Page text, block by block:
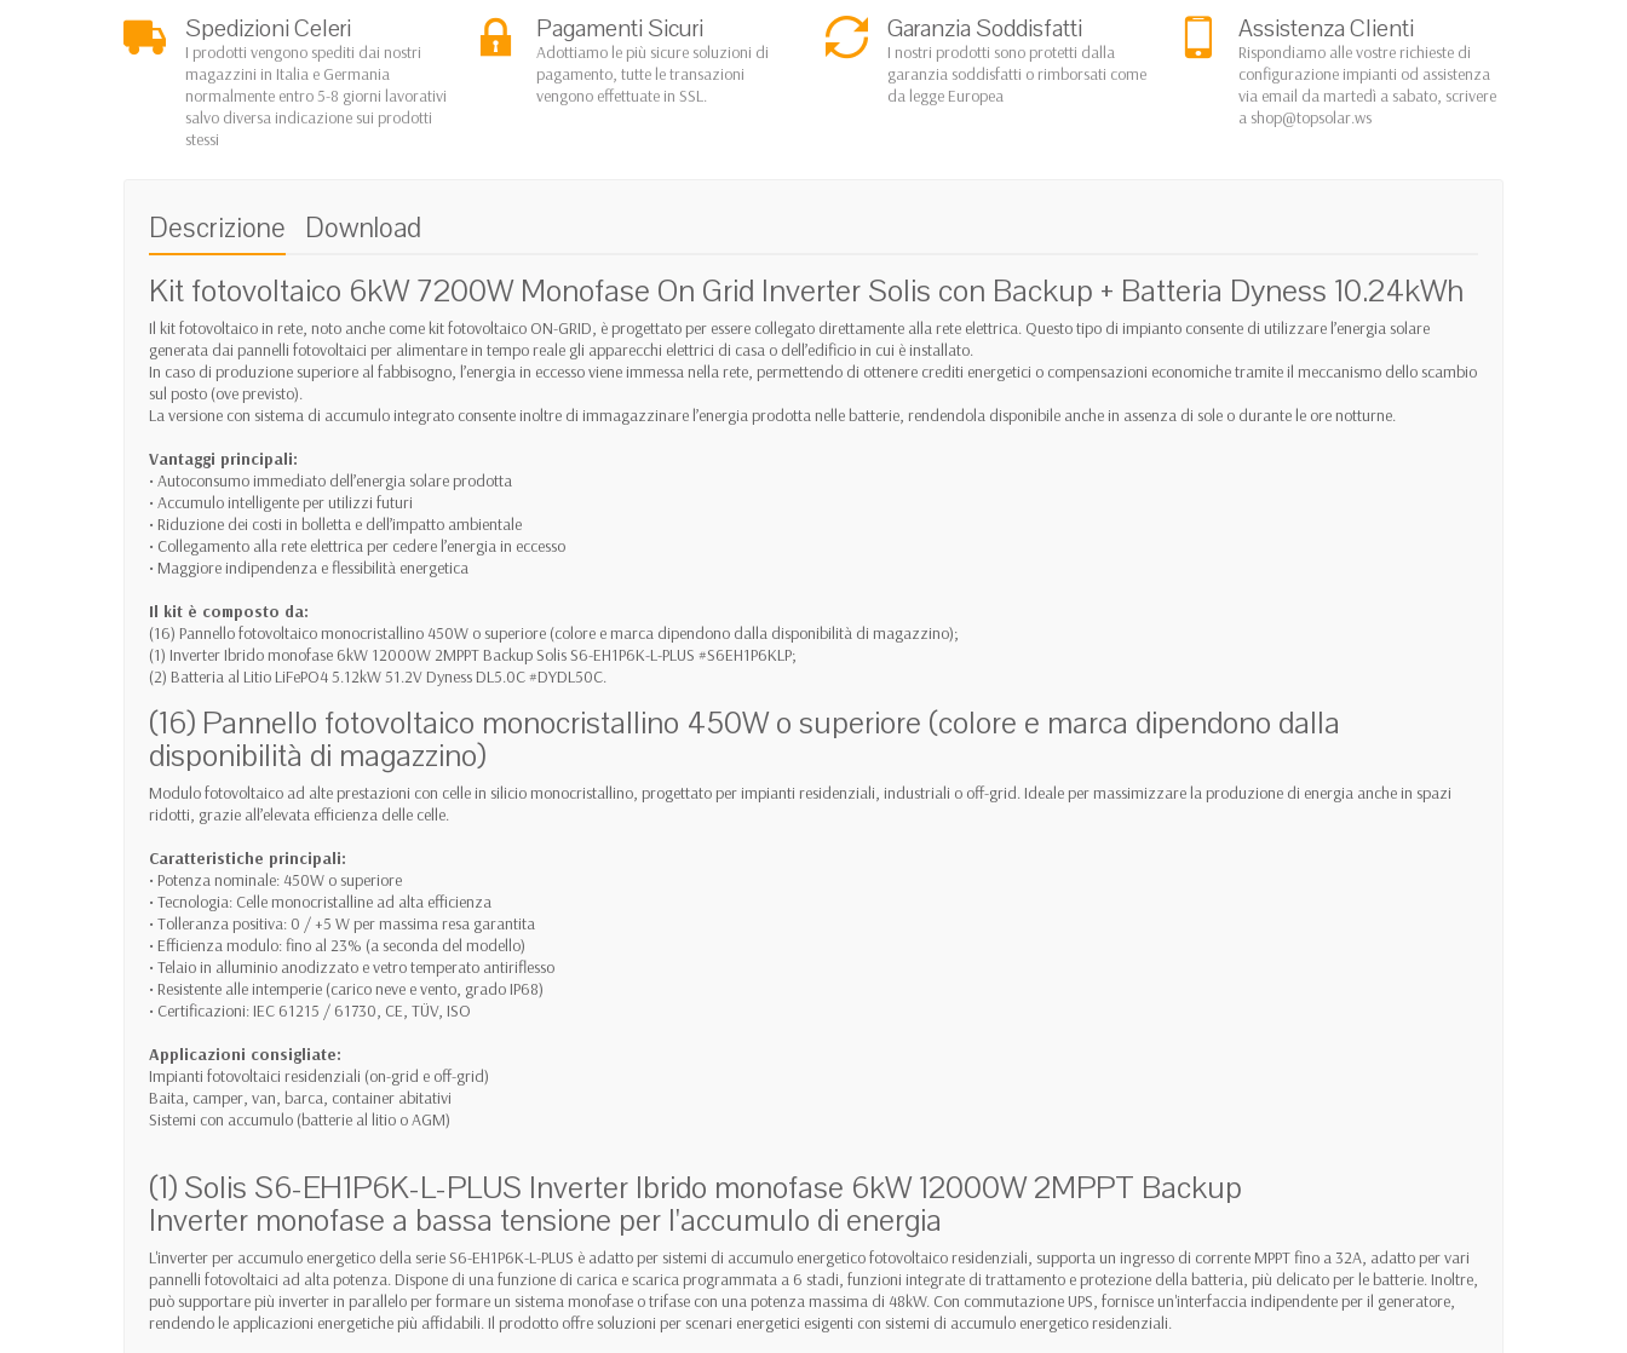
Spedizioni Celeri
I prodotti vengono spediti dai nostri
magazzini in Italia e Germania
normalmente entro 5-8 giorni lavorativi
salvo diversa indicazione sui prodotti
stessi
Pagamenti Sicuri
Adottiamo le più sicure soluzioni di
pagamento, tutte le transazioni
vengono effettuate in SSL.
Garanzia Soddisfatti
I nostri prodotti sono protetti dalla
garanzia soddisfatti o rimborsati come
da legge Europea
Assistenza Clienti
Rispondiamo alle vostre richieste di
configurazione impianti od assistenza
via email da martedì a sabato, scrivere
a shop@topsolar.ws
Descrizione Download
Kit fotovoltaico 6kW 7200W Monofase On Grid Inverter Solis con Backup + Batteria Dyness 10.24kWh
Il kit fotovoltaico in rete, noto anche come kit fotovoltaico ON-GRID, è progettato per essere collegato direttamente alla rete elettrica. Questo tipo di impianto consente di utilizzare l’energia solare
generata dai pannelli fotovoltaici per alimentare in tempo reale gli apparecchi elettrici di casa o dell’edificio in cui è installato.
In caso di produzione superiore al fabbisogno, l’energia in eccesso viene immessa nella rete, permettendo di ottenere crediti energetici o compensazioni economiche tramite il meccanismo dello scambio
sul posto (ove previsto).
La versione con sistema di accumulo integrato consente inoltre di immagazzinare l’energia prodotta nelle batterie, rendendola disponibile anche in assenza di sole o durante le ore notturne.
Vantaggi principali:
• Autoconsumo immediato dell’energia solare prodotta
• Accumulo intelligente per utilizzi futuri
• Riduzione dei costi in bolletta e dell’impatto ambientale
• Collegamento alla rete elettrica per cedere l’energia in eccesso
• Maggiore indipendenza e flessibilità energetica
Il kit è composto da:
(16) Pannello fotovoltaico monocristallino 450W o superiore (colore e marca dipendono dalla disponibilità di magazzino);
(1) Inverter Ibrido monofase 6kW 12000W 2MPPT Backup Solis S6-EH1P6K-L-PLUS #S6EH1P6KLP;
(2) Batteria al Litio LiFePO4 5.12kW 51.2V Dyness DL5.0C #DYDL50C.
(16) Pannello fotovoltaico monocristallino 450W o superiore (colore e marca dipendono dalla
disponibilità di magazzino)
Modulo fotovoltaico ad alte prestazioni con celle in silicio monocristallino, progettato per impianti residenziali, industriali o off-grid. Ideale per massimizzare la produzione di energia anche in spazi
ridotti, grazie all’elevata efficienza delle celle.
Caratteristiche principali:
• Potenza nominale: 450W o superiore
• Tecnologia: Celle monocristalline ad alta efficienza
• Tolleranza positiva: 0 / +5 W per massima resa garantita
• Efficienza modulo: fino al 23% (a seconda del modello)
• Telaio in alluminio anodizzato e vetro temperato antiriflesso
• Resistente alle intemperie (carico neve e vento, grado IP68)
• Certificazioni: IEC 61215 / 61730, CE, TÜV, ISO
Applicazioni consigliate:
Impianti fotovoltaici residenziali (on-grid e off-grid)
Baita, camper, van, barca, container abitativi
Sistemi con accumulo (batterie al litio o AGM)
(1) Solis S6-EH1P6K-L-PLUS Inverter Ibrido monofase 6kW 12000W 2MPPT Backup
Inverter monofase a bassa tensione per l'accumulo di energia
L'inverter per accumulo energetico della serie S6-EH1P6K-L-PLUS è adatto per sistemi di accumulo energetico fotovoltaico residenziali, supporta un ingresso di corrente MPPT fino a 32A, adatto per vari
pannelli fotovoltaici ad alta potenza. Dispone di una funzione di carica e scarica programmata a 6 stadi, funzioni integrate di trattamento e protezione della batteria, più delicato per le batterie. Inoltre,
può supportare più inverter in parallelo per formare un sistema monofase o trifase con una potenza massima di 48kW. Con commutazione UPS, fornisce un'interfaccia indipendente per il generatore,
rendendo le applicazioni energetiche più affidabili. Il prodotto offre soluzioni per scenari energetici esigenti con sistemi di accumulo energetico residenziali.